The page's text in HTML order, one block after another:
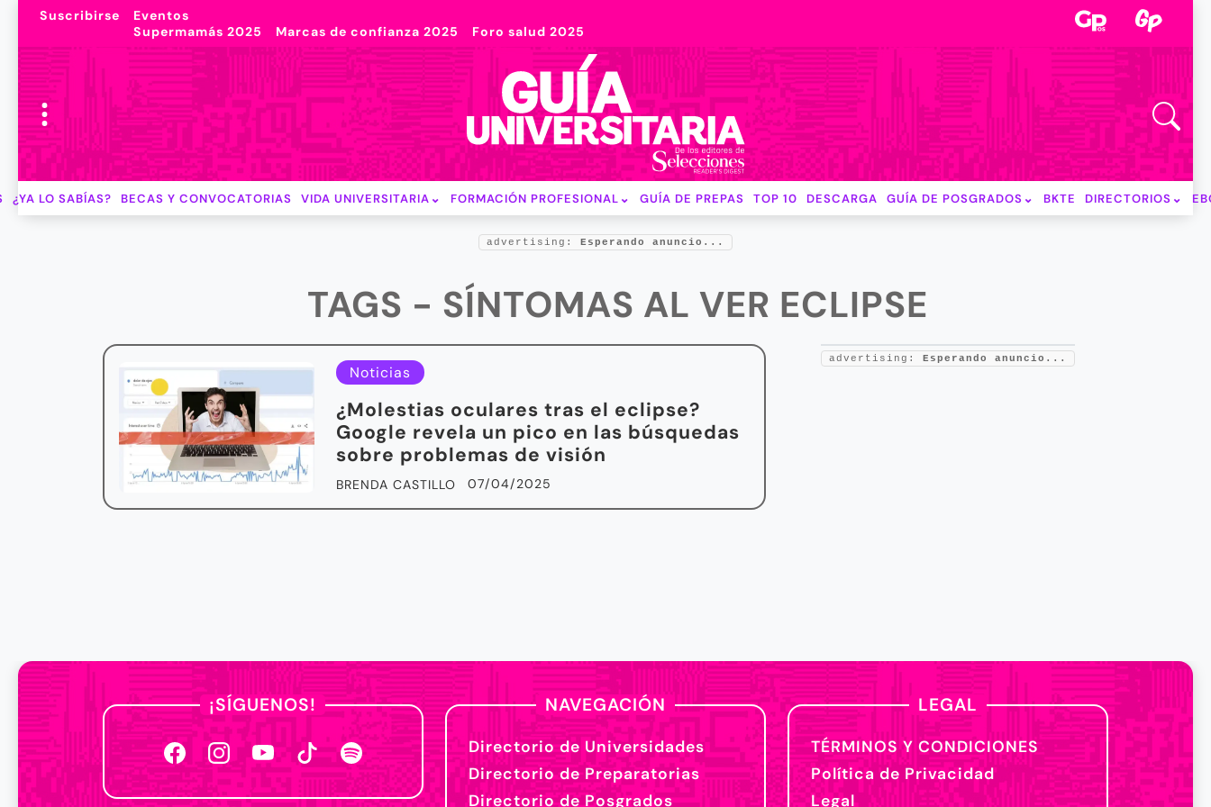
Suscribirse
Eventos
Supermamás 2025
Marcas de confianza 2025 Foro salud 2025
¿YA LO SABÍAS? BECAS Y CONVOCATORIAS VIDA UNIVERSITARIA FORMACIÓN PROFESIONAL GUÍA DE PREPAS TOP 10 DESCARGA GUÍA DE POSGRADOS BKTE DIRECTORIOS
advertising: Esperando anuncio...
TAGS - SÍNTOMAS AL VER ECLIPSE
Noticias
¿Molestias oculares tras el eclipse?
Google revela un pico en las búsquedas
sobre problemas de visión
BRENDA CASTILLO 07/04/2025
advertising: Esperando anuncio...
¡SÍGUENOS! NAVEGACIÓN
Directorio de Universidades
Directorio de Preparatorias
Directorio de Posgrados
LEGAL
TÉRMINOS Y CONDICIONES
Política de Privacidad
Legal